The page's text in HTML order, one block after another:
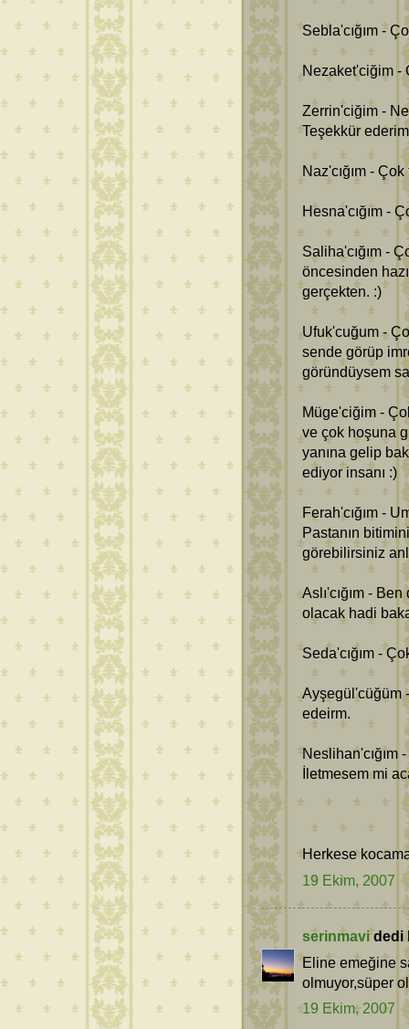
Sebla'cığım -
Nezaket'ciğim -
Zerrin'ciğim -
Teşekkür
Naz'cığım -
Hesna'cığım -
Saliha'cığım -
öncesinden
gerçekten. :)
Ufuk'cuğum -
sende görüp
göründüysem
Müge'ciğim -
ve çok hoşuna
yanına gelip
ediyor insanı :)
Ferah'cığım -
Pastanın
görebilirsiniz
Aslı'cığım -
olacak hadi
Seda'cığım -
Ayşegül'cüğüm
edeirm.
Neslihan'cığım
İletmesem mi
Herkese
19 Ekim, 2007
serinmavidedi
Eline emeğine
olmuyor,süper
19 Ekim, 2007